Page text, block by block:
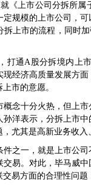
上市公司分拆所属
规模的上市公司，
上市的流程，同时
通A股分拆境内上
经济高质量发展方
市的意愿。
十分火热，但上市
洋表示，分拆上市
尤其是高新业务收
一，就是上市公司
易。对此，毕马威
易方面的合理性问